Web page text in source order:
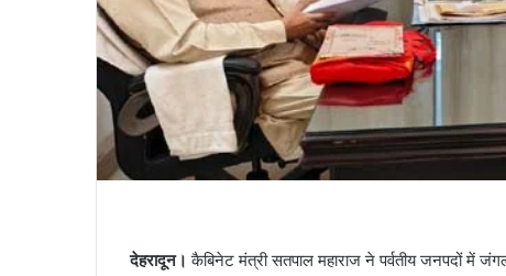
देहरादून। कैबिनेट मंत्री सतपाल महाराज ने पर्वतीय जनपदों में